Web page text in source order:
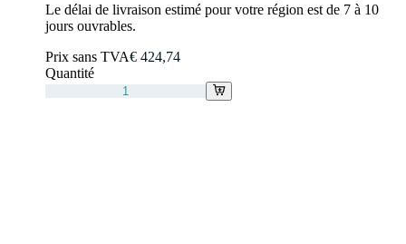
Le délai de livraison estimé pour votre région est de 7 à 10
jours ouvrables.
Prix sans TVA€ 424,74
Quantité